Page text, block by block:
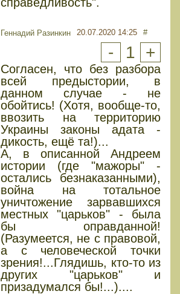
Геннадий Разинкин 20.07.2020 14:25 #
- 1 +
Согласен, что без разбора
всей предыстории, в
данном случае - не
обойтись! (Хотя, вообще-то,
ввозить на территорию
Украины законы адата -
дикость, ещё та!)...
А, в описанной Андреем
истории (где "мажоры" -
остались безнаказанными),
война на тотальное
уничтожение зарвавшихся
местных "царьков" - была
бы оправданной!
(Разумеется, не с правовой,
а с человеческой точки
зрения!...Глядишь, кто-то из
других "царьков" и
призадумался бы!...)....